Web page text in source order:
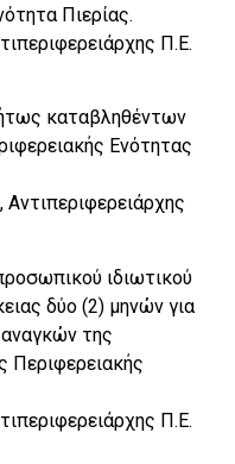
Πιερίας.
Π.Ε.
καταβληθέντων
Ενότητας
ιδιωτικού
δύο (2) μηνών για
της
Περιφερειακής
Π.Ε.